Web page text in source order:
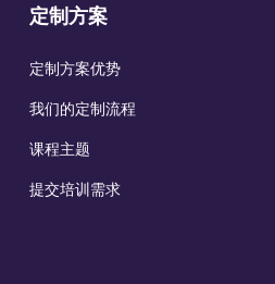
定制方案
定制方案优势
我们的定制流程
课程主题
提交培训需求